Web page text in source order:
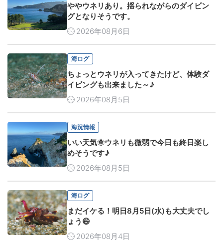
ややウネリあり。揺られながらのダイビン
グとなりそうです。
2026年08月6日
海ログ
ちょっとウネリが入ってきたけど、体験ダ
イビングも出来ました～♪
2026年08月5日
海況情報
いい天気🌞ウネリも微弱で今日も終日楽し
めそうです♪
2026年08月5日
海ログ
まだイケる！明日8月5日(水)も大丈夫でし
ょう😄
2026年08月4日